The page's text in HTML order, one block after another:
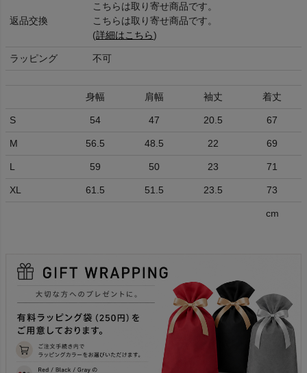
返品交換
こちらは取り寄せ商品です。
こちらは取り寄せ商品です。
(詳細はこちら)
ラッピング 不可
身幅 肩幅 袖丈 着丈
S 54 47 20.5 67
M 56.5 48.5 22 69
L 59 50 23 71
XL 61.5 51.5 23.5 73
cm